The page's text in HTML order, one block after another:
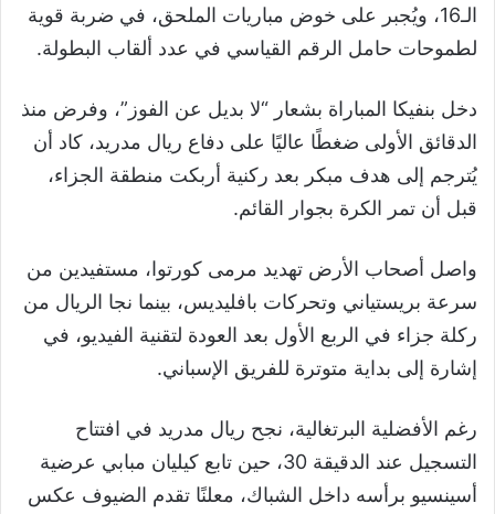
الـ16، ويُجبر على خوض مباريات الملحق، في ضربة قوية
لطموحات حامل الرقم القياسي في عدد ألقاب البطولة.
دخل بنفيكا المباراة بشعار “لا بديل عن الفوز”، وفرض منذ
الدقائق الأولى ضغطًا عاليًا على دفاع ريال مدريد، كاد أن
يُترجم إلى هدف مبكر بعد ركنية أربكت منطقة الجزاء،
قبل أن تمر الكرة بجوار القائم.
واصل أصحاب الأرض تهديد مرمى كورتوا، مستفيدين من
سرعة بريستياني وتحركات بافليديس، بينما نجا الريال من
ركلة جزاء في الربع الأول بعد العودة لتقنية الفيديو، في
إشارة إلى بداية متوترة للفريق الإسباني.
رغم الأفضلية البرتغالية، نجح ريال مدريد في افتتاح
التسجيل عند الدقيقة 30، حين تابع كيليان مبابي عرضية
أسينسيو برأسه داخل الشباك، معلنًا تقدم الضيوف عكس